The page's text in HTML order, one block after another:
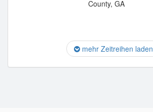
County, GA
mehr Zeitreihen laden